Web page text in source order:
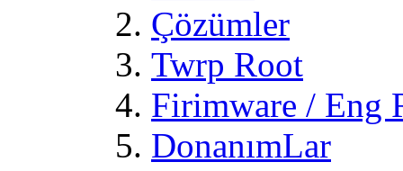
Çözümler
Twrp Root
Firimware / Eng
DonanımLar